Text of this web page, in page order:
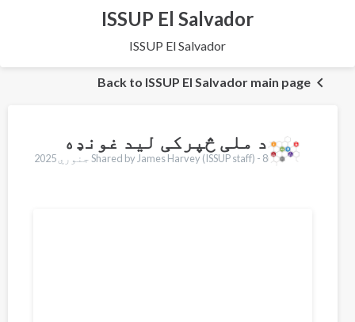
ISSUP El Salvador
ISSUP El Salvador
Back to ISSUP El Salvador main page
د ملی څپرکی لید غونډه
Shared by James Harvey (ISSUP staff) - 8 جنوري 2025